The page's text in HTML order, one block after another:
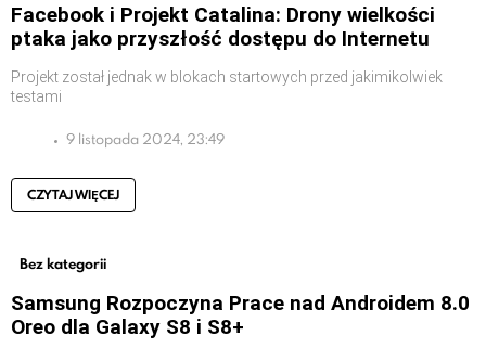
Facebook i Projekt Catalina: Drony wielkości
ptaka jako przyszłość dostępu do Internetu
Projekt został jednak w blokach startowych przed jakimikolwiek
testami
9 listopada 2024, 23:49
CZYTAJ WIĘCEJ
Bez kategorii
Samsung Rozpoczyna Prace nad Androidem 8.0
Oreo dla Galaxy S8 i S8+